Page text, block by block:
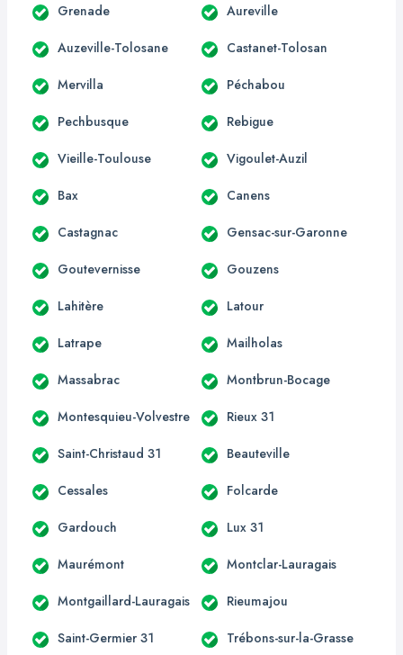
Grenade Aureville
Auzeville-Tolosane Castanet-Tolosan
Mervilla Péchabou
Pechbusque Rebigue
Vieille-Toulouse Vigoulet-Auzil
Bax Canens
Castagnac Gensac-sur-Garonne
Goutevernisse Gouzens
Lahitère Latour
Latrape Mailholas
Massabrac Montbrun-Bocage
Montesquieu-Volvestre Rieux 31
Saint-Christaud 31 Beauteville
Cessales Folcarde
Gardouch Lux 31
Maurémont Montclar-Lauragais
Montgaillard-Lauragais Rieumajou
Saint-Germier 31 Trébons-sur-la-Grasse